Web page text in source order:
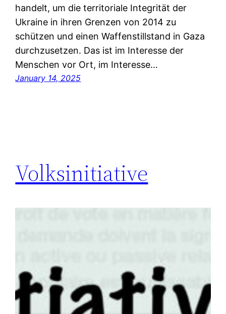
handelt, um die territoriale Integrität der
Ukraine in ihren Grenzen von 2014 zu
schützen und einen Waffenstillstand in Gaza
durchzusetzen. Das ist im Interesse der
Menschen vor Ort, im Interesse…
January 14, 2025
Volksinitiative